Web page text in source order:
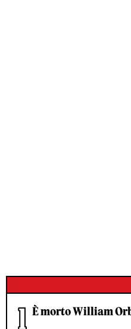
È morto William